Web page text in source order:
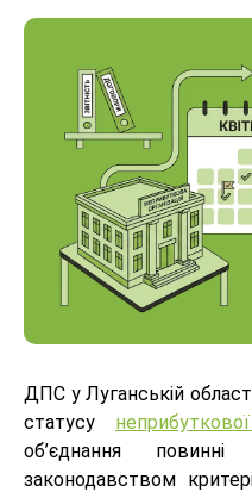
ДПС у Луганській
статусу
об’єднання повинні
законодавством